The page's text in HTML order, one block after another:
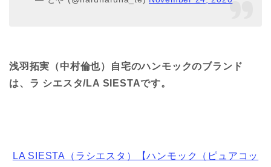
浅羽拓実（中村倫也）自宅のハンモックのブランド
は、ラ シエスタ/LA SIESTAです。
LA SIESTA（ラシエスタ）【ハンモック（ピュアコッ